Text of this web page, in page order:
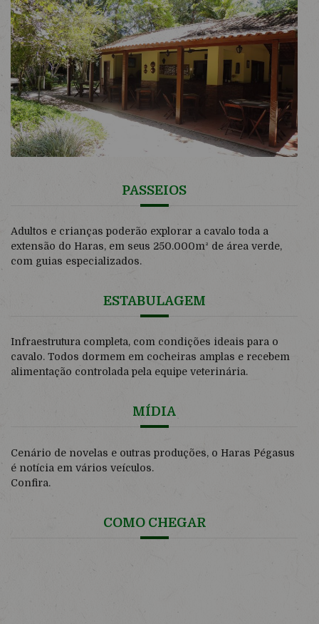
PASSEIOS
Adultos e crianças poderão explorar a cavalo toda a
extensão do Haras, em seus 250.000m² de área verde,
com guias especializados.
ESTABULAGEM
Infraestrutura completa, com condições ideais para o
cavalo. Todos dormem em cocheiras amplas e recebem
alimentação controlada pela equipe veterinária.
MÍDIA
Cenário de novelas e outras produções, o Haras Pégasus
é notícia em vários veículos.
Confira.
COMO CHEGAR